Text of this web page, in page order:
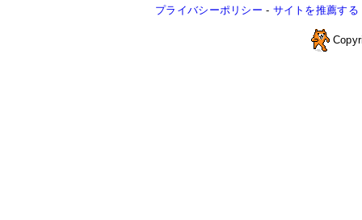
プライバシーポリシー - サイトを推薦する